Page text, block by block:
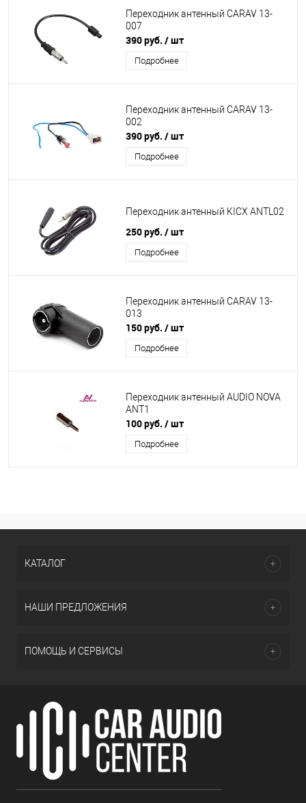
Переходник антенный CARAV 13-
007
390 руб. / шт
Подробнее
Переходник антенный CARAV 13-
002
390 руб. / шт
Подробнее
Переходник антенный KICX ANTL02
250 руб. / шт
Подробнее
Переходник антенный CARAV 13-
013
150 руб. / шт
Подробнее
Переходник антенный AUDIO NOVA
ANT1
100 руб. / шт
Подробнее
КАТАЛОГ
НАШИ ПРЕДЛОЖЕНИЯ
ПОМОЩЬ И СЕРВИСЫ